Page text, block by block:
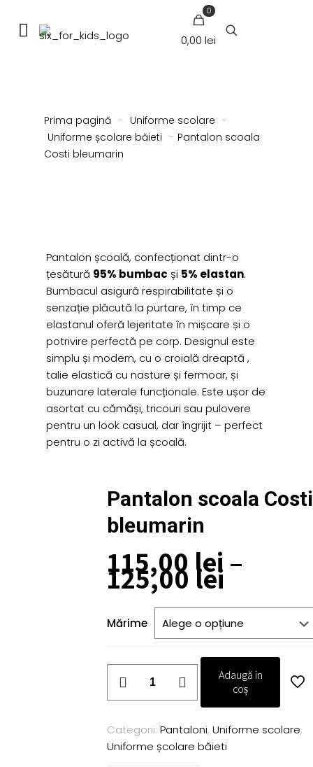
0
0,00 lei
Prima pagină - Uniforme scolare -
Uniforme școlare băieti - Pantalon scoala
Costi bleumarin
Pantalon școală, confecționat dintr-o
țesătură 95% bumbac și 5% elastan.
Bumbacul asigură respirabilitate și o
senzație plăcută la purtare, în timp ce
elastanul oferă lejeritate în mișcare și o
potrivire perfectă pe corp. Designul este
simplu și modern, cu o croială dreaptă ,
talie elastică cu nasture și fermoar, și
buzunare laterale funcționale. Este ușor de
asortat cu cămăși, tricouri sau pulovere
pentru un look casual, dar îngrijit – perfect
pentru o zi activă la școală.
Pantalon scoala Costi
bleumarin
115,00 lei –
125,00 lei
până
la
Mărime
Pantalon
scoala
bleumarin
Adaugă in
coș
Categorii: Pantaloni, Uniforme scolare,
Uniforme școlare băieti